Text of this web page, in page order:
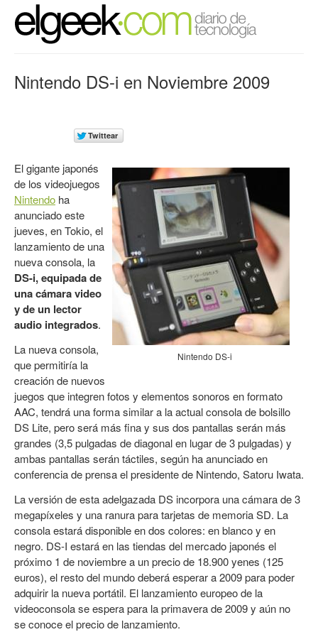
Nintendo DS-i en Noviembre 2009
Nintendo DS-i
El gigante japonés
de los videojuegos
Nintendo ha
anunciado este
jueves, en Tokio, el
lanzamiento de una
nueva consola, la
DS-i, equipada de
una cámara video
y de un lector
audio integrados.
La nueva consola,
que permitiría la
creación de nuevos
juegos que integren fotos y elementos sonoros en formato
AAC, tendrá una forma similar a la actual consola de bolsillo
DS Lite, pero será más fina y sus dos pantallas serán más
grandes (3,5 pulgadas de diagonal en lugar de 3 pulgadas) y
ambas pantallas serán táctiles, según ha anunciado en
conferencia de prensa el presidente de Nintendo, Satoru Iwata.
La versión de esta adelgazada DS incorpora una cámara de 3
megapíxeles y una ranura para tarjetas de memoria SD. La
consola estará disponible en dos colores: en blanco y en
negro. DS-I estará en las tiendas del mercado japonés el
próximo 1 de noviembre a un precio de 18.900 yenes (125
euros), el resto del mundo deberá esperar a 2009 para poder
adquirir la nueva portátil. El lanzamiento europeo de la
videoconsola se espera para la primavera de 2009 y aún no
se conoce el precio de lanzamiento.